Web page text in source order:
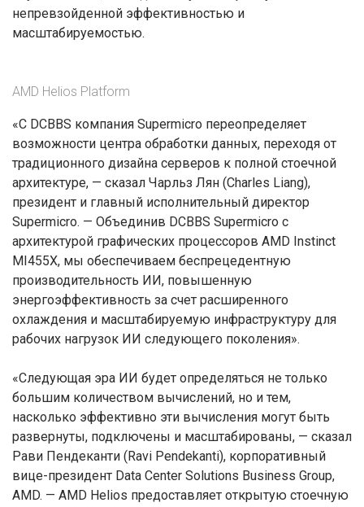
непревзойденной эффективностью и
масштабируемостью.
AMD Helios Platform
«С DCBBS компания Supermicro переопределяет
возможности центра обработки данных, переходя от
традиционного дизайна серверов к полной стоечной
архитектуре, — сказал Чарльз Лян (Charles Liang),
президент и главный исполнительный директор
Supermicro. — Объединив DCBBS Supermicro с
архитектурой графических процессоров AMD Instinct
MI455X, мы обеспечиваем беспрецедентную
производительность ИИ, повышенную
энергоэффективность за счет расширенного
охлаждения и масштабируемую инфраструктуру для
рабочих нагрузок ИИ следующего поколения».
«Следующая эра ИИ будет определяться не только
большим количеством вычислений, но и тем,
насколько эффективно эти вычисления могут быть
развернуты, подключены и масштабированы, — сказал
Рави Пендеканти (Ravi Pendekanti), корпоративный
вице-президент Data Center Solutions Business Group,
AMD. — AMD Helios предоставляет открытую стоечную